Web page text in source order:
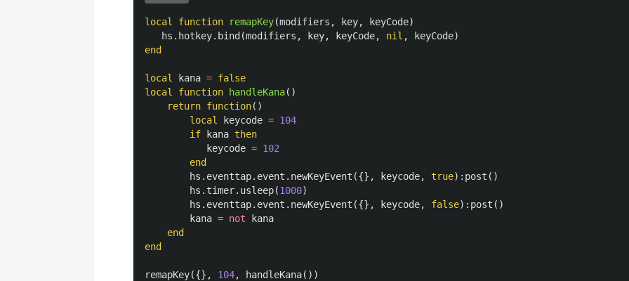
local function remapKey(modifiers , key, keyCode)
hs . hotkey. bind (modifiers , key, keyCode, nil , keyCode)
end
local kana = false
local
function handleKana()
return function()
local
keycode = 104
if
kana then
keycode = 102
end
hs . eventtap. event . newKeyEvent ({}, keycode, true): post ()
hs . timer. usleep(1000)
hs . eventtap. event . newKeyEvent ({}, keycode, false): post ()
kana = not
kana
end
end
remapKey({}, 104, handleKana())